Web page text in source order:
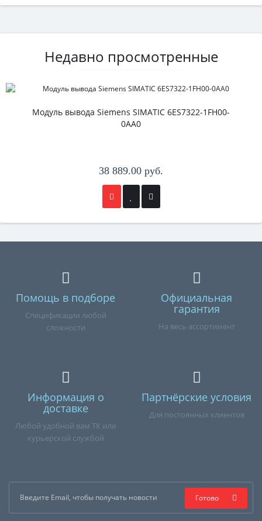
Недавно просмотренные
Модуль вывода Siemens SIMATIC 6ES7322-1FH00-
0AA0
38 889.00 руб.
Помощь в подборе
Спецификации любой
сложности
Официальная
гарантия
На весь ассортимент
Информация о
доставке
Любой удобной вам ТК или
курьерской службой
Партнёрские условия
Для постоянных клиентов
Готово